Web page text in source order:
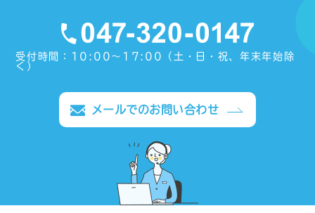
受付時間：10:00〜17:00（土・日・祝、年末年始除
く）
メールでのお問い合わせ